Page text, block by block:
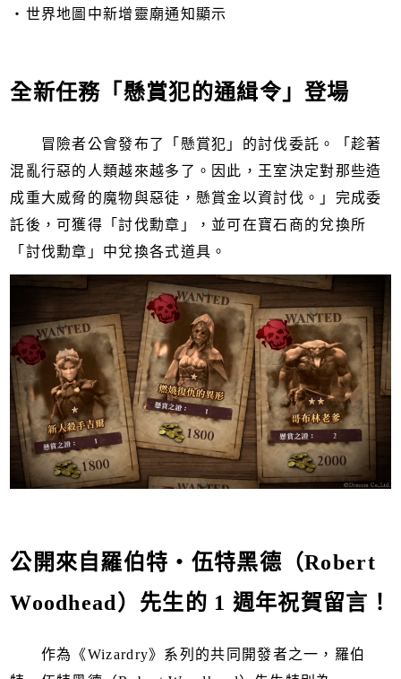
・世界地圖中新增靈廟通知顯示
全新任務「懸賞犯的通緝令」登場
冒險者公會發布了「懸賞犯」的討伐委託。「趁著
混亂行惡的人類越來越多了。因此，王室決定對那些造
成重大威脅的魔物與惡徒，懸賞金以資討伐。」完成委
託後，可獲得「討伐勳章」，並可在寶石商的兌換所
「討伐勳章」中兌換各式道具。
公開來自羅伯特・伍特黑德（Robert
Woodhead）先生的 1 週年祝賀留言！
作為《Wizardry》系列的共同開發者之一，羅伯